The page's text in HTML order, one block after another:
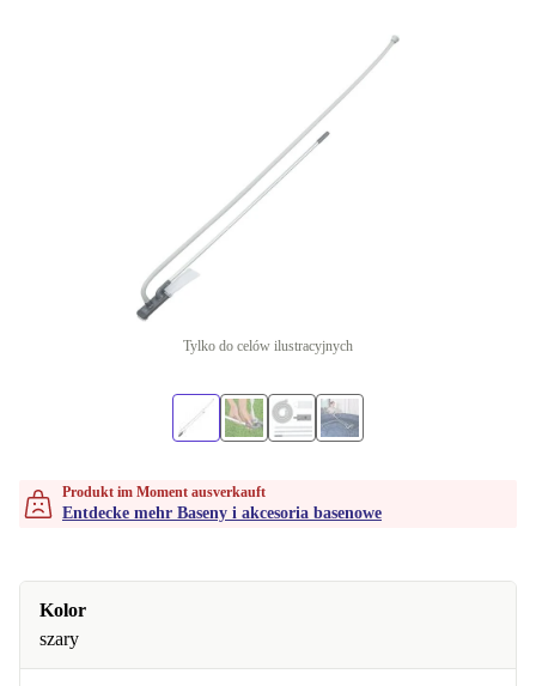
Tylko do celów ilustracyjnych
Produkt im Moment ausverkauft
Entdecke mehr Baseny i akcesoria basenowe
Kolor
szary